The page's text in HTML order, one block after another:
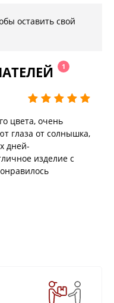
оставить свой
1
цвета, очень
глаза от солнышка,
дней-
изделие с